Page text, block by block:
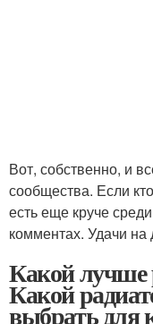
Вот, собственно, и
сообщества. Если
есть еще круче
комментах. Удачи на
Какой лучше
Какой
выбрать для